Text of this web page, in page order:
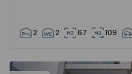
2 2 67 109